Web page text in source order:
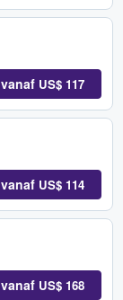
vanaf US$ 117
vanaf US$ 114
vanaf US$ 168